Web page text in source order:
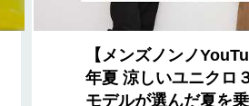
【メンズノンノ
年夏 涼しいユニクロ
モデルが選んだ夏を